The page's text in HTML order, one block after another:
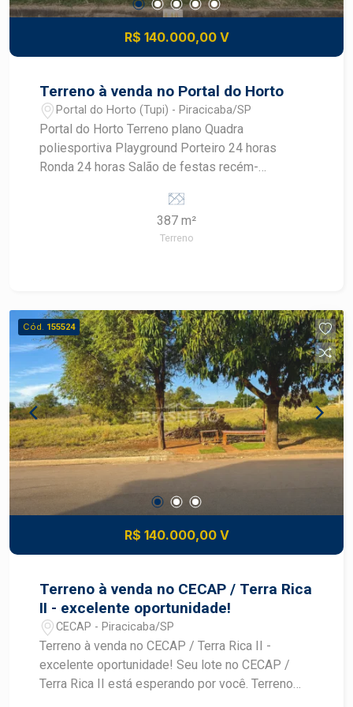
R$ 140.000,00 V
Terreno à venda no Portal do Horto
Portal do Horto (Tupi) - Piracicaba/SP
Portal do Horto Terreno plano Quadra
poliesportiva Playground Porteiro 24 horas
Ronda 24 horas Salão de festas recém-
distrito de Tupi, em Piracicaba, conhecido por
oferecer tranquilidade e contato com a natureza.
A região já conta com comércios locais como
estão disponíveis nas proximidades,
principalmente no distrito de Tupi. Um dos
destaques do bairro é a proximidade com áreas
verdes, como o Horto Florestal de Tupi, que
oferece opções de lazer ao ar livre, trilhas e
contato direto com a natureza, sendo ideal para
quem busca atividades recreativas em
ambientes naturais. O bairro também tem acesso
fácil à Rodovia Geraldo de Barros (SP-304),
conectando-o rapidamente ao centro de
Piracicaba e a outras cidades da região, além de
oferecer acesso a polos comerciais e áreas de
387 m²
Terreno
Cód. 155524
R$ 140.000,00 V
Terreno à venda no CECAP / Terra Rica
II - excelente oportunidade!
CECAP - Piracicaba/SP
Terreno à venda no CECAP / Terra Rica II -
excelente oportunidade! Seu lote no CECAP /
Terra Rica II está esperando por você. Terreno